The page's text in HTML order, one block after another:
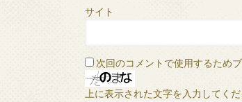
サイト
次回のコメントで使用するため
上に表示された文字を入力してくだ